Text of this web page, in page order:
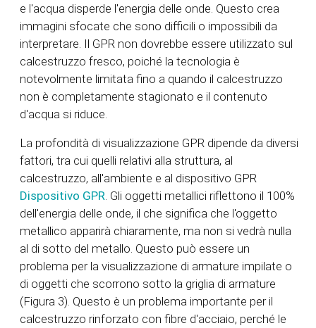
e l'acqua disperde l'energia delle onde. Questo crea
immagini sfocate che sono difficili o impossibili da
interpretare. Il GPR non dovrebbe essere utilizzato sul
calcestruzzo fresco, poiché la tecnologia è
notevolmente limitata fino a quando il calcestruzzo
non è completamente stagionato e il contenuto
d'acqua si riduce.
La profondità di visualizzazione GPR dipende da diversi
fattori, tra cui quelli relativi alla struttura, al
calcestruzzo, all'ambiente e al dispositivo GPR
Dispositivo GPR . Gli oggetti metallici riflettono il 100%
dell'energia delle onde, il che significa che l'oggetto
metallico apparirà chiaramente, ma non si vedrà nulla
al di sotto del metallo. Questo può essere un
problema per la visualizzazione di armature impilate o
di oggetti che scorrono sotto la griglia di armature
(Figura 3). Questo è un problema importante per il
calcestruzzo rinforzato con fibre d'acciaio, perché le